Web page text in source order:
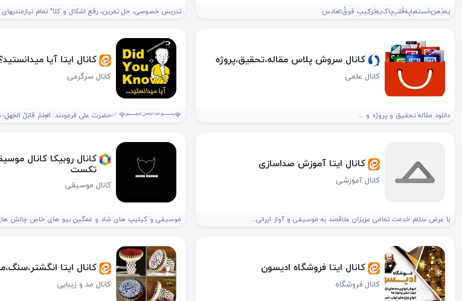
یه‌ذِهن‌خَسته‌با‌یِه‌قَلب‌ِپاک‌یه‌ِتَرکیبِ فوق‌ُالعادس تدریس خصوصی، حل تمرین، رفع اشکال و کلا" تمام
کانال سروش پلاس مقاله،تحقیق،پروژه
کانال علمی
دانلود مقاله تحقیق و پروژه و ...
کانال ایتا آیا
کانال سرگرمی
کانال ایتا آموزش صداسازی
کانال آموزشی
با عرض سلام خدمت تمامی عزیزان علاقمند به موسیقی و آواز ایرانی...
کانال روبیکا کانال
تکست
کانال موسیقی
موسیقی و کیلیپ های شاد و غمگین بیو های خاص چالش
کانال ایتا فروشگاه ادیسون
کانال فروشگاه
کانال ایتا
کانال مد و زیبایی